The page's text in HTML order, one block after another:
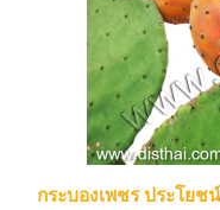
กระบองเพชร ประโย